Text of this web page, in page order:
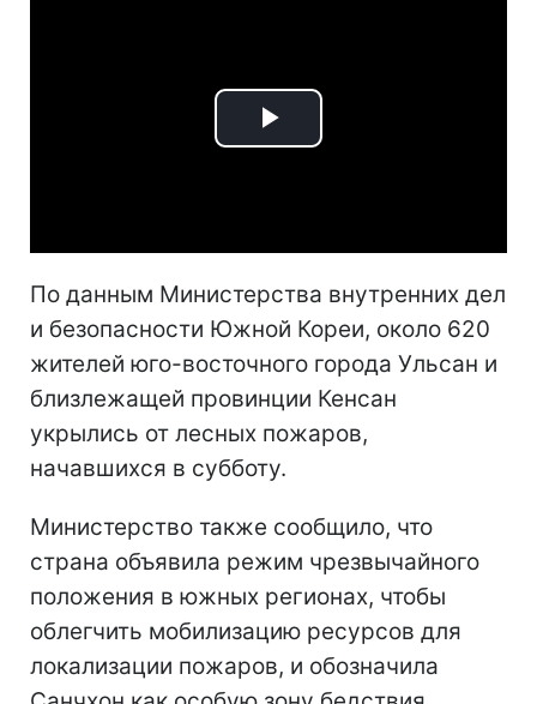
Play
По данным Министерства внутренних дел
и безопасности Южной Кореи, около 620
жителей юго-восточного города Ульсан и
близлежащей провинции Кенсан
укрылись от лесных пожаров,
начавшихся в субботу.
Министерство также сообщило, что
страна объявила режим чрезвычайного
положения в южных регионах, чтобы
облегчить мобилизацию ресурсов для
локализации пожаров, и обозначила